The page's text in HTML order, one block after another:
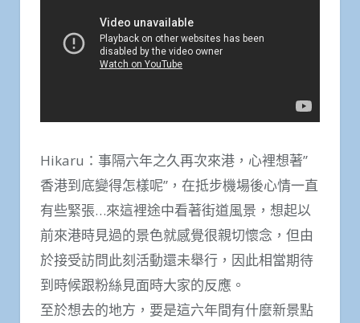
Hikaru：事隔六年之久再次來港，心裡想著”
香港到底變得怎樣呢”，在抵步機場後心情一直
有些緊張…來這裡途中看著街道風景，想起以
前來港時見過的景色就感覺很親切懷念，但由
於接受訪問此刻活動還未舉行，因此相當期待
到時候跟粉絲見面時大家的反應。
至於想去的地方，要是這六年間有什麼新景點